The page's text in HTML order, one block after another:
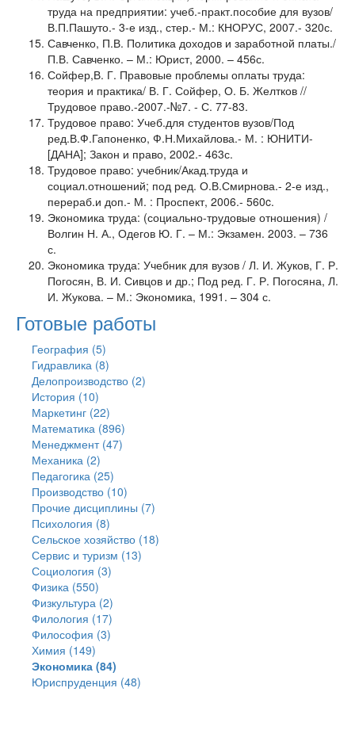
труда на предприятии: учеб.-практ.пособие для вузов/
В.П.Пашуто.- 3-е изд., стер.- М.: КНОРУС, 2007.- 320с.
Савченко, П.В. Политика доходов и заработной платы./
П.В. Савченко. – М.: Юрист, 2000. – 456с.
Сойфер,В. Г. Правовые проблемы оплаты труда:
теория и практика/ В. Г. Сойфер, О. Б. Желтков //
Трудовое право.-2007.-№7. - С. 77-83.
Трудовое право: Учеб.для студентов вузов/Под
ред.В.Ф.Гапоненко, Ф.Н.Михайлова.- М. : ЮНИТИ-
[ДАНА]; Закон и право, 2002.- 463с.
Трудовое право: учебник/Акад.труда и
социал.отношений; под ред. О.В.Смирнова.- 2-е изд.,
перераб.и доп.- М. : Проспект, 2006.- 560c.
Экономика труда: (социально-трудовые отношения) /
Волгин Н. А., Одегов Ю. Г. – М.: Экзамен. 2003. – 736
с.
Экономика труда: Учебник для вузов / Л. И. Жуков, Г. Р.
Погосян, В. И. Сивцов и др.; Под ред. Г. Р. Погосяна, Л.
И. Жукова. – М.: Экономика, 1991. – 304 с.
Готовые работы
География (5)
Гидравлика (8)
Делопроизводство (2)
История (10)
Маркетинг (22)
Математика (896)
Менеджмент (47)
Механика (2)
Педагогика (25)
Производство (10)
Прочие дисциплины (7)
Психология (8)
Сельское хозяйство (18)
Сервис и туризм (13)
Социология (3)
Физика (550)
Физкультура (2)
Филология (17)
Философия (3)
Химия (149)
Экономика (84)
Юриспруденция (48)